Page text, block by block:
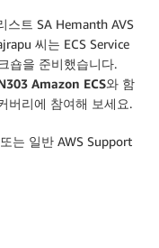
스트 SA Hemanth AVS
씨는 ECS Service
숍을 준비했습니다.
Amazon ECS와 함
버리에 참여해 보세요.
또는 일반 AWS Support